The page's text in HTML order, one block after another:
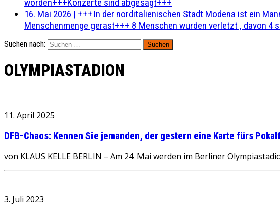
16. Mai 2026 | +++In der norditalienischen Stadt Modena ist ein
Menschenmenge gerast+++ 8 Menschen wurden verletzt , davon 4
Suchen nach:
OLYMPIASTADION
11. April 2025
DFB-Chaos: Kennen Sie jemanden, der gestern eine Karte fürs
von KLAUS KELLE BERLIN – Am 24. Mai werden im Berliner
3. Juli 2023